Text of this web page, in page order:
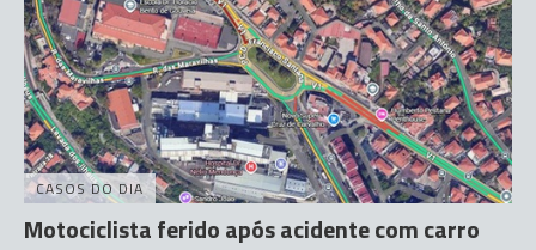
CASOS DO DIA
Motociclista ferido após acidente com carro